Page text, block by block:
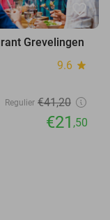
favorite_border
Grevelingen
9.6 star
Regulier €41,20
€21 ,50